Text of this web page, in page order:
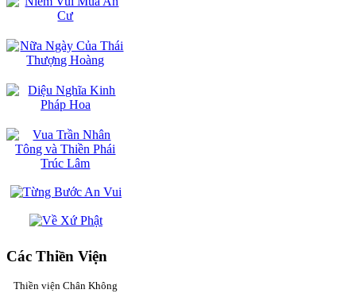
Các Thiền Viện
Thiền viện Chân Không